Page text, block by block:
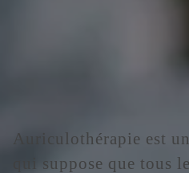
Auriculothérapie est
qui suppose que tous